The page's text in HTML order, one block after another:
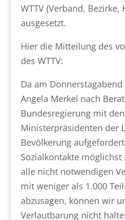
WTTV (Verband, Bezirke,
ausgesetzt.
Hier die Mitteilung des
des WTTV:
Da am
Angela Merkel nach
Bundesregierung mit den
Ministerpräsidenten der
Bevölkerung
Sozialkontakte möglichst
alle nicht notwendigen
mit weniger als 1.000
abzusagen, können wir
Verlautbarung nicht